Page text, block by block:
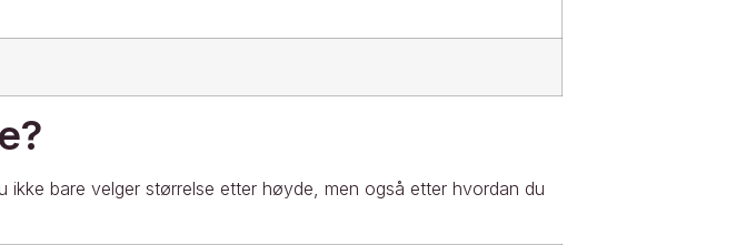
ikke bare velger størrelse etter høyde, men også etter hvordan du